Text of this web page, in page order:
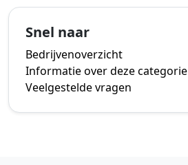
Snel naar
Bedrijvenoverzicht
Informatie over deze categorie
Veelgestelde vragen